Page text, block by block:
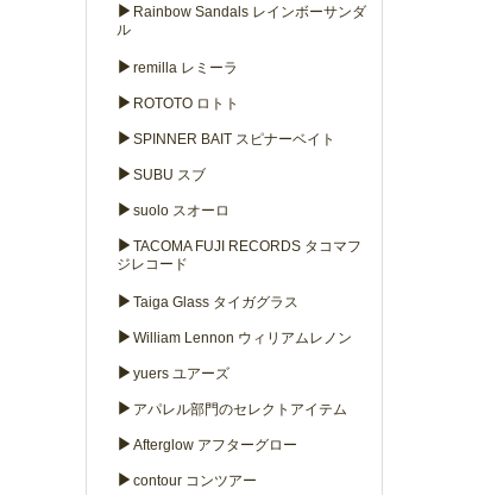
▶ Rainbow Sandals レインボーサンダ
ル
▶ remilla レミーラ
▶ ROTOTO ロトト
▶ SPINNER BAIT スピナーベイト
▶ SUBU スブ
▶ suolo スオーロ
▶ TACOMA FUJI RECORDS タコマフ
ジレコード
▶ Taiga Glass タイガグラス
▶ William Lennon ウィリアムレノン
▶ yuers ユアーズ
▶ アパレル部門のセレクトアイテム
▶ Afterglow アフターグロー
▶ contour コンツアー